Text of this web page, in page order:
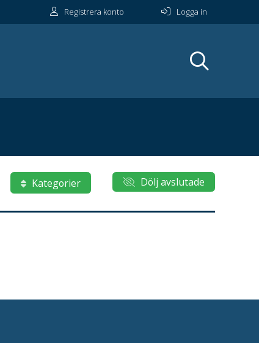
Registrera konto Logga in
Kategorier Dölj avslutade